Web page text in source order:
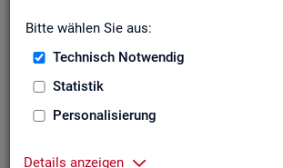
Bitte wählen Sie aus:
Technisch Notwendig
Statistik
Personalisierung
Details anzeigen
Ihr Sta­tis­tik-Ser­vice hilft Ihnen wei­ter!
Zen­tra­ler Sta­tis­tik-Ser­vice